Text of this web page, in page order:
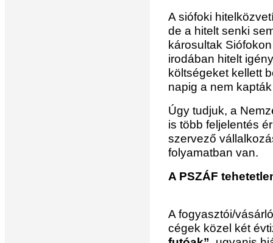
A siófoki
de a hitelt senki
károsultak
irodában hitelt
költségeket kellett
napig a nem
Úgy tudjuk, a
is több feljelentés
szervező
folyamatban van.
A PSZÁF
A fogyasztói/
cégek közel két